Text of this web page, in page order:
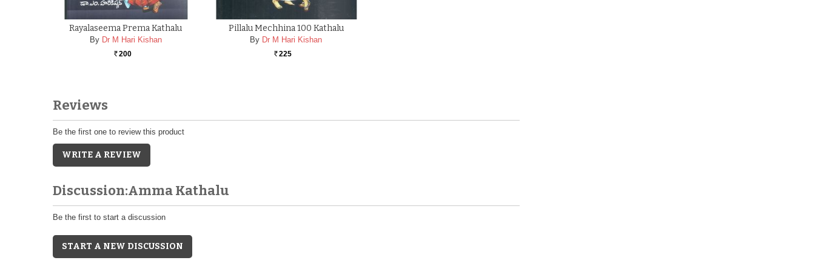
Rayalaseema Prema Kathalu
By Dr M Hari Kishan
Rs. 200
Pillalu Mechhina 100 Kathalu
By Dr M Hari Kishan
Rs. 225
Reviews
Be the first one to review this product
WRITE A REVIEW
Discussion:Amma Kathalu
Be the first to start a discussion
START A NEW DISCUSSION